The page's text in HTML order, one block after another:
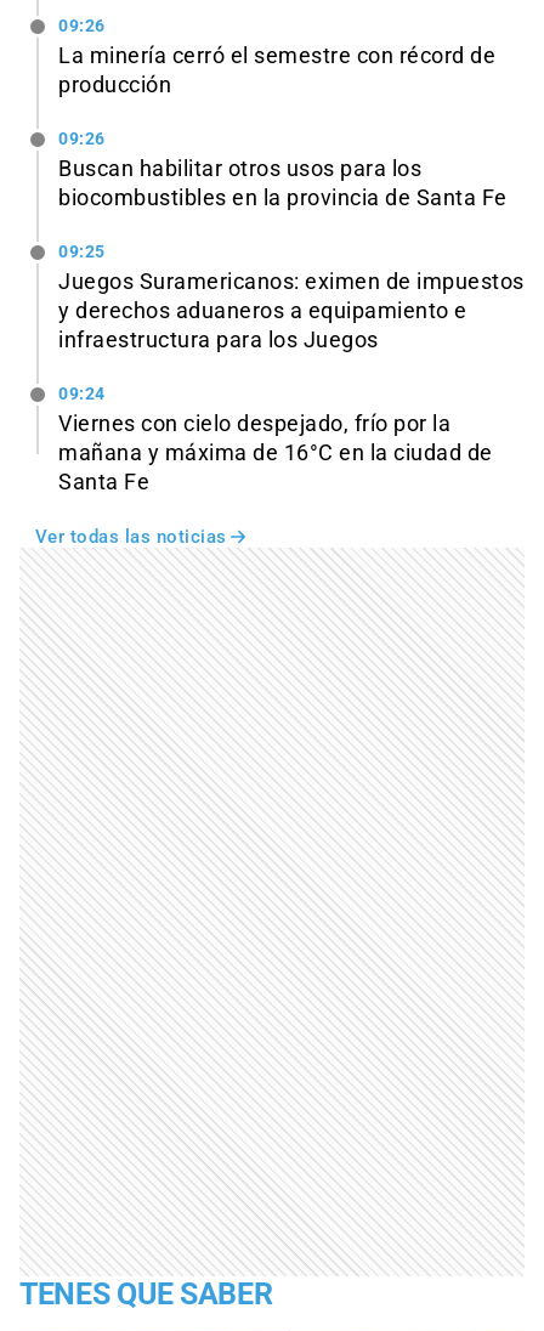
09:26
La minería cerró el semestre con récord de
producción
09:26
Buscan habilitar otros usos para los
biocombustibles en la provincia de Santa Fe
09:25
Juegos Suramericanos: eximen de impuestos
y derechos aduaneros a equipamiento e
infraestructura para los Juegos
09:24
Viernes con cielo despejado, frío por la
mañana y máxima de 16°C en la ciudad de
Santa Fe
Ver todas las noticias
TENES QUE SABER